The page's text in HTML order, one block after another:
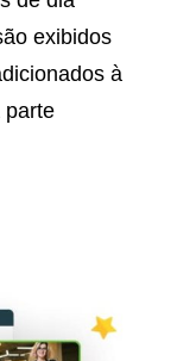
exibidos
à
parte